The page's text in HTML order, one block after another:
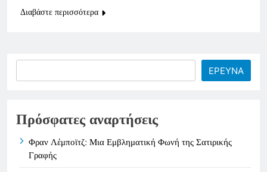
Διαβάστε περισσότερα
ΕΡΕΥΝΑ
Πρόσφατες αναρτήσεις
Φραν Λέμποϊτζ: Μια Εμβληματική Φωνή της Σατιρικής
Γραφής